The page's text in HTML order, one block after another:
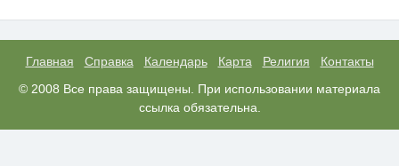
Главная Справка Календарь Карта Религия
Контакты
© 2008 Все права защищены. При использовании материала
ссылка обязательна.
i
Королева вагона отожгла! Видео
не оставит равнодушным